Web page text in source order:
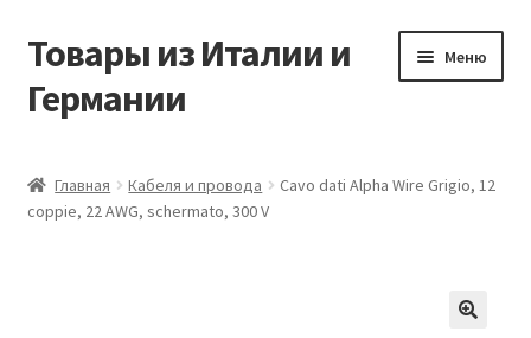
Перейти
навигации
Перейти
содержимому
Товары из Италии и
Германии
Меню
Виды доставки
Главная Кабеля и провода
Cavo dati Alpha Wire Grigio, 12
coppie, 22 AWG, schermato, 300 V